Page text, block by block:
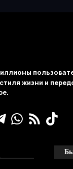
жизни и